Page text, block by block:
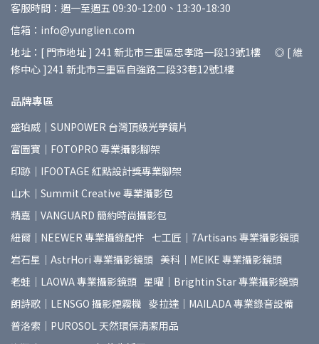
客服時間：週一至週五 09:30-12:00、13:30-18:30
信箱：info@yunglien.com
地址：[ 門市地址 ] 241 新北市三重區忠孝路一段13號1樓 ◎ [ 維
修中心 ]241 新北市三重區自強路二段33巷12號1樓
品牌專區
盛珀威｜SUNPOWER 台灣頂級光學鏡片
富圖寶｜FOTOPRO 專業攝影腳架
印跡｜IFOOTAGE 紅點設計獎專業腳架
山木｜Summit Creative 專業攝影包
精嘉｜VANGUARD 簡約時尚攝影包
紐爾｜NEEWER 專業攝錄配件 七工匠｜7Artisans 專業攝影鏡頭
岩石星｜AstrHori 專業攝影鏡頭 美科｜MEIKE 專業攝影鏡頭
老蛙｜LAOWA 專業攝影鏡頭 星曜｜Brightin Star 專業攝影鏡頭
朗詩歌｜LENSGO 攝影煙霧機 麥拉達｜MAILADA 專業錄音設備
普洛索｜PUROSOL 天然環保清潔用品